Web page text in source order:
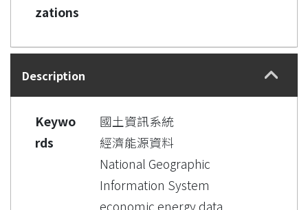
zations
Description
Keywo
rds
國土資訊系統
經濟能源資料
National Geographic
Information System
economic energy data